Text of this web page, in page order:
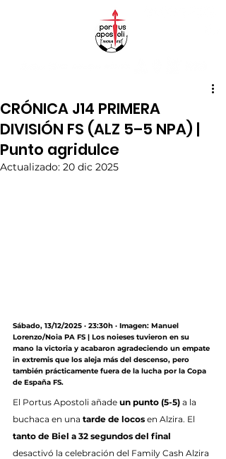
CRÓNICA J14 PRIMERA
DIVISIÓN FS (ALZ 5–5 NPA) |
Punto agridulce
Actualizado: 20 dic 2025
Sábado, 13/12/2025 · 23:30h · Imagen: Manuel
Lorenzo/Noia PA FS | Los noieses tuvieron en su
mano la victoria y acabaron agradeciendo un empate
in extremis que los aleja más del descenso, pero
también prácticamente fuera de la lucha por la Copa
de España FS.
El Portus Apostoli añade un punto (5-5) a la
buchaca en una tarde de locos en Alzira. El
tanto de Biel a 32 segundos del final
desactivó la celebración del Family Cash Alzira